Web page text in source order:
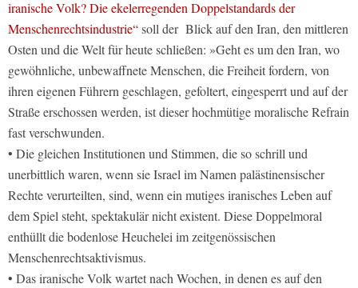
iranische Volk? Die ekelerregenden Doppelstandards der
Menschenrechtsindustrie“soll der Blick auf den Iran, den mittleren
Osten und die Welt für heute schließen: »Geht es um den Iran, wo
gewöhnliche, unbewaffnete Menschen, die Freiheit fordern, von
ihren eigenen Führern geschlagen, gefoltert, eingesperrt und auf der
Straße erschossen werden, ist dieser hochmütige moralische Refrain
fast verschwunden.
• Die gleichen Institutionen und Stimmen, die so schrill und
unerbittlich waren, wenn sie Israel im Namen palästinensischer
Rechte verurteilten, sind, wenn ein mutiges iranisches Leben auf
dem Spiel steht, spektakulär nicht existent. Diese Doppelmoral
enthüllt die bodenlose Heuchelei im zeitgenössischen
Menschenrechtsaktivismus.
• Das iranische Volk wartet nach Wochen, in denen es auf den